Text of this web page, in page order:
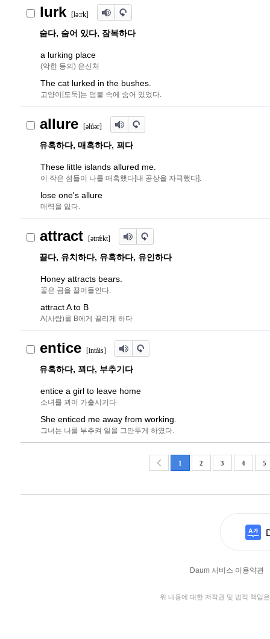
lurk [ləːrk]
숨다, 숨어 있다, 잠복하다
a lurking place
(악한 등의) 은신처
The cat lurked in the bushes.
고양이[도둑]는 덤불 속에 숨어 있었다.
allure [əlúər]
유혹하다, 매혹하다, 꾀다
These little islands allured me.
이 작은 섬들이 나를 매혹했다[내 공상을 자극했다].
lose one's allure
매력을 잃다.
attract [ətrǽkt]
끌다, 유치하다, 유혹하다, 유인하다
Honey attracts bears.
꿀은 곰을 끌어들인다.
attract A to B
A(사람)를 B에게 끌리게 하다
entice [intáis]
유혹하다, 꾀다, 부추기다
entice a girl to leave home
소녀를 꾀어 가출시키다
She enticed me away from working.
그녀는 나를 부추켜 일을 그만두게 하였다.
1 2 3 4 5
Daum 서비스 이용약관
위 내용에 대한 저작권 및 법적 책임